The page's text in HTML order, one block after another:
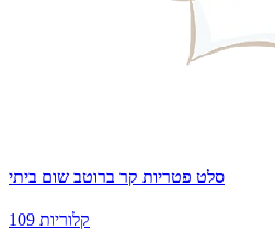
סלט פטריות קר ברוטב שום ביתי
109 קלוריות